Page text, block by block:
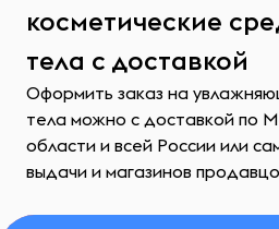
косметические
тела с доставкой
Оформить заказ на
тела можно с доставкой по
области и всей России или
выдачи и магазинов